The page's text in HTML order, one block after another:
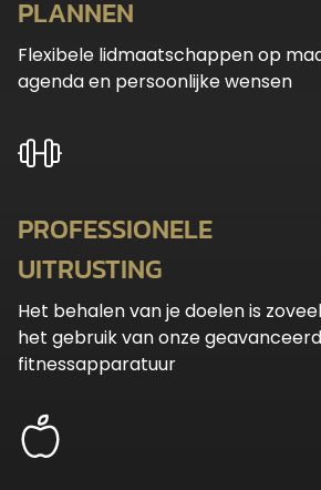
PLANNEN
Flexibele lidmaatschappen op
agenda en persoonlijke wensen
PROFESSIONELE
UITRUSTING
Het behalen van je doelen is
het gebruik van onze
fitnessapparatuur